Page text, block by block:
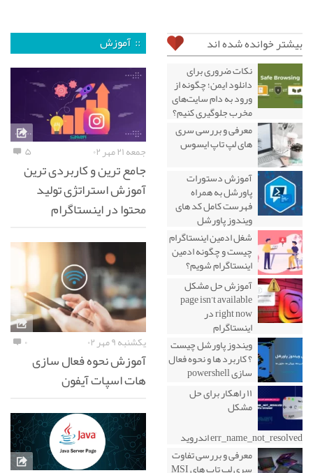
بیشتر خوانده شده اند
نکات ضروری برای
دانلود ایمن؛ چگونه از
ورود به دام سایت‌های
مخرب جلوگیری کنیم؟
معرفی و بررسی سری
های لپ تاپ ایسوس
آموزش دستورات
پاورشل به همراه
فهرست کامل کد های
ویندوز پاورشل
شغل ادمین اینستاگرام
چیست و چگونه ادمین
اینستاگرام شویم؟
آموزش حل مشکل
page isn’t available
right now در
اینستاگرام
ویندوز پاورشل چیست
؟ کاربرد ها و نحوه فعال
سازی powershell
۱۱ راهکار برای حل
مشکل
err_name_not_resolved اندروید
معرفی و بررسی تفاوت
سری لپ تاپ های MSI
:: آموزش
جمعه ۲۱ مهر ۰۲ ۵
جامع ترین و کاربردی ترین
آموزش استراتژی تولید
محتوا در اینستاگرام
یکشنبه ۹ مهر ۰۲ ۰
آموزش نحوه فعال سازی
هات اسپات آیفون